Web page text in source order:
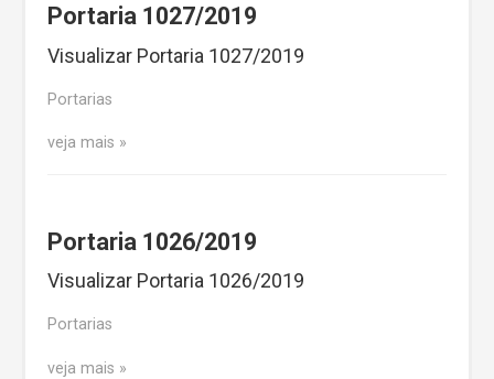
Portaria 1027/2019
Visualizar Portaria 1027/2019
Portarias
veja mais
Portaria 1026/2019
Visualizar Portaria 1026/2019
Portarias
veja mais